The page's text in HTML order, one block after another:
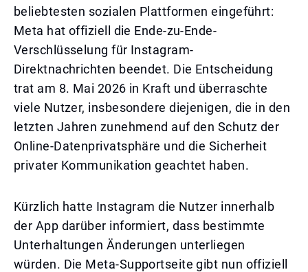
beliebtesten sozialen Plattformen eingeführt:
Meta hat offiziell die Ende-zu-Ende-
Verschlüsselung für Instagram-
Direktnachrichten beendet. Die Entscheidung
trat am 8. Mai 2026 in Kraft und überraschte
viele Nutzer, insbesondere diejenigen, die in den
letzten Jahren zunehmend auf den Schutz der
Online-Datenprivatsphäre und die Sicherheit
privater Kommunikation geachtet haben.
Kürzlich hatte Instagram die Nutzer innerhalb
der App darüber informiert, dass bestimmte
Unterhaltungen Änderungen unterliegen
würden. Die Meta-Supportseite gibt nun offiziell